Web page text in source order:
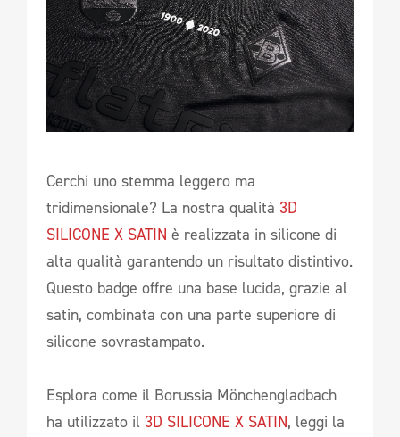
Cerchi uno stemma leggero ma
tridimensionale? La nostra qualità 3D
SILICONE X SATIN è realizzata in silicone di
alta qualità garantendo un risultato distintivo.
Questo badge offre una base lucida, grazie al
satin, combinata con una parte superiore di
silicone sovrastampato.
Esplora come il Borussia Mönchengladbach
ha utilizzato il 3D SILICONE X SATIN, leggi la